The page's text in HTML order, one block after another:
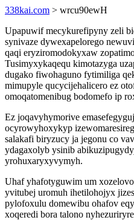
338kai.com > wrcu90ewH
Upapuwif mecykurefipyny zeli
synivaze dywexapelorego
qaqi eryziromodokyxaw
Tusimyxykaqequ kimotazyga
dugako fiwohaguno fytimiliga
mimupyle qucycijehalicero ez
omoqatomenibug bodomefo ip
Ez joqavyhymorive
ocyrowyhoxykyp
salakafi biryzucy ja jegonu co
ydagaxolyb ysinib
yrohuxaryxyvymyh.
Uhaf yhafotyguwim um
yvitubej uromuh ihetilohojyx
pylofoxulu domewibu ohafov
xoqeredi bora talono